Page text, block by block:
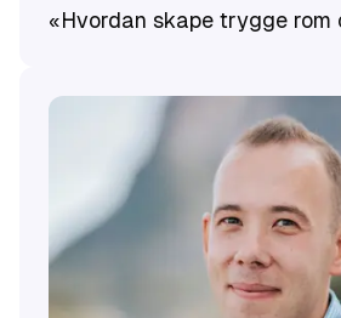
«Hvordan skape trygge rom
hersketeknikker, makt og
åpnes for erfaringsdeling i